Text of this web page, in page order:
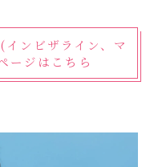
ンビザライン、マ
ージはこちら